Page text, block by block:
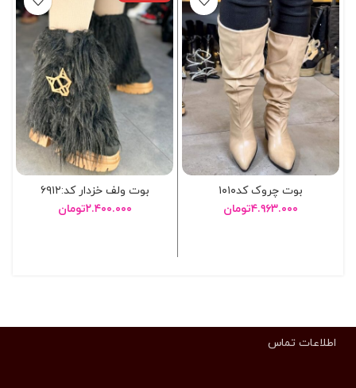
بوت چروک کد۱۰۱۰
۴.۹۶۳.۰۰۰تومان
بوت ولف خزدار کد:۶۹۱۲
۲.۴۰۰.۰۰۰تومان
اطلاعات تماس